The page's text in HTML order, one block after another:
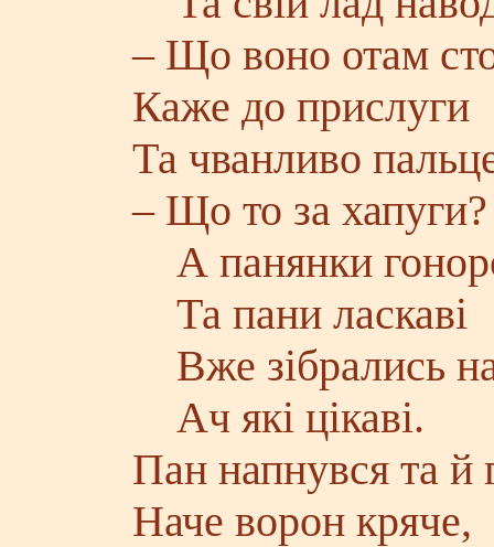
– Що воно отам
Каже до прислуги
Та чванливо
– Що то за хапуги?
А панянки
Та пани ласкаві
Вже зібрались
Ач які цікаві.
Пан напнувся та й
Наче ворон кряче,